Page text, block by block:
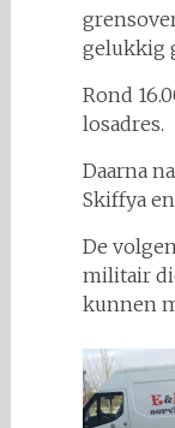
gelukkig
Rond
losadres.
Daarna
Skiffya
De
militair
kunnen